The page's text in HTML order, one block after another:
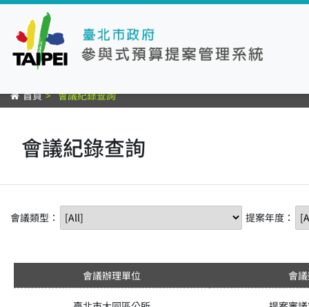
首頁 會議紀錄查詢
會議紀錄查詢
會議類型： 提案年度：
會議辦理單位 會